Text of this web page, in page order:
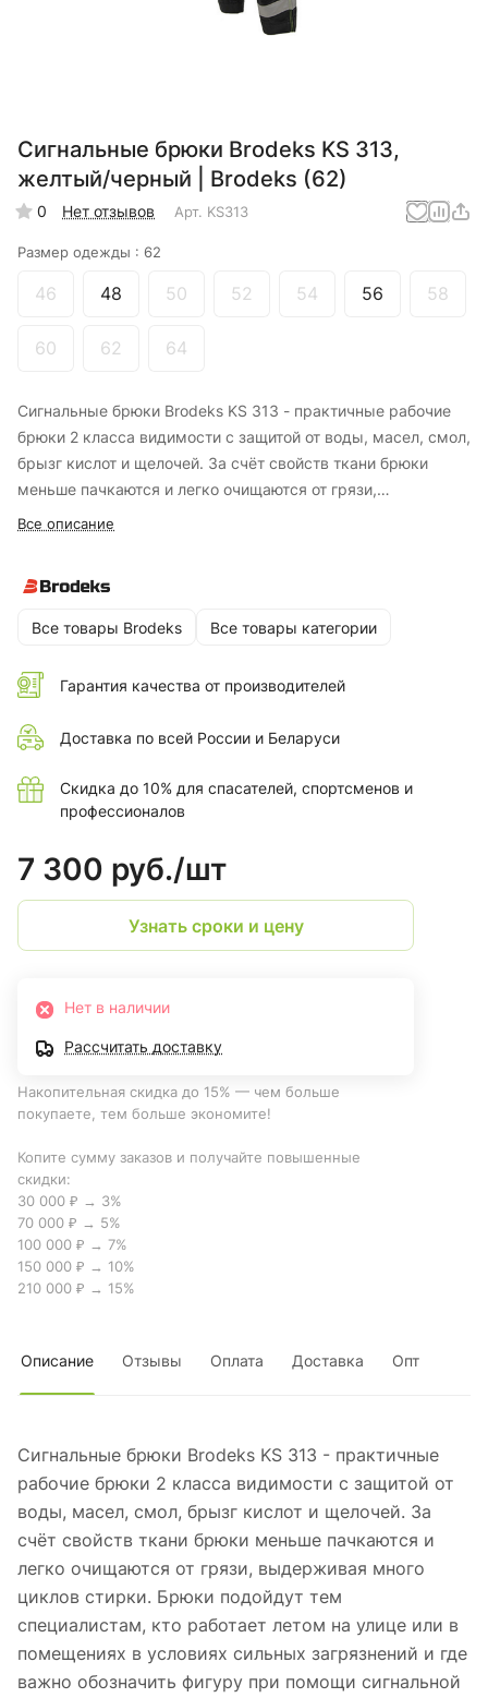
Сигнальные брюки Brodeks KS 313,
желтый/черный | Brodeks (62)
0 Нет отзывов Арт. KS313
Размер одежды : 62
46 48 50 52 54 56 58
60 62 64
Сигнальные брюки Brodeks KS 313 - практичные рабочие
брюки 2 класса видимости с защитой от воды, масел, смол,
брызг кислот и щелочей. За счёт свойств ткани брюки
меньше пачкаются и легко очищаются от грязи,
выдерживая много циклов стирки. Брюки подойдут тем
обозначить фигуру при помощи сигнальной спецодежды.
Все описание
Все товары Brodeks Все товары категории
Гарантия качества от производителей
Доставка по всей России и Беларуси
Скидка до 10% для спасателей, спортсменов и
профессионалов
7 300 руб./шт
Узнать сроки и цену
Нет в наличии
Рассчитать доставку
Накопительная скидка до 15% — чем больше
покупаете, тем больше экономите!
Копите сумму заказов и получайте повышенные
скидки:
30 000 ₽ → 3%
70 000 ₽ → 5%
100 000 ₽ → 7%
150 000 ₽ → 10%
210 000 ₽ → 15%
Описание Отзывы Оплата Доставка Опт
Сигнальные брюки Brodeks KS 313 - практичные
рабочие брюки 2 класса видимости с защитой от
воды, масел, смол, брызг кислот и щелочей. За
счёт свойств ткани брюки меньше пачкаются и
легко очищаются от грязи, выдерживая много
циклов стирки. Брюки подойдут тем
специалистам, кто работает летом на улице или в
помещениях в условиях сильных загрязнений и где
важно обозначить фигуру при помощи сигнальной